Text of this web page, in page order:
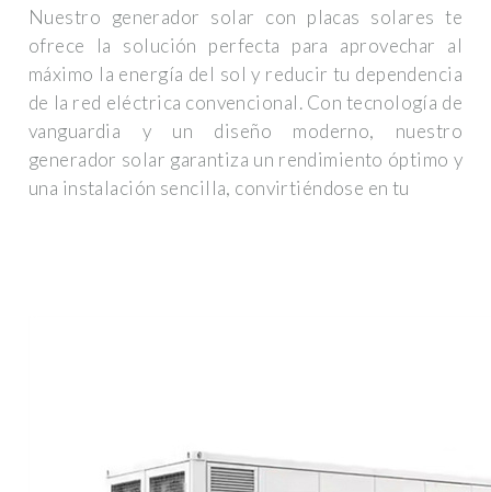
Nuestro generador solar con placas solares te
ofrece la solución perfecta para aprovechar al
máximo la energía del sol y reducir tu dependencia
de la red eléctrica convencional. Con tecnología de
vanguardia y un diseño moderno, nuestro
generador solar garantiza un rendimiento óptimo y
una instalación sencilla, convirtiéndose en tu